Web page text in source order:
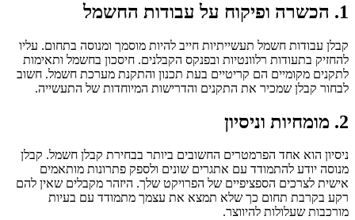
1. הכשרה ופיקוח על עבודות החשמל
קבלן עבודות חשמל תעשייתיות חייב להיות מוסמך ומנוסה בתחום. עליו
להחזיק בתעודות רלוונטיות ובפנקס הקבלנים. חיסכון בחשמל ותאימות
לתקנים מקומיים הם קריטיים בעת תכנון והתקנת מערכת חשמל. חשוב
לבחור קבלן שמכיר את התקנים והדרישות המיוחדות של התעשייה.
2. מומחיות וניסיון
ניסיון הוא אחד הפרמטרים החשובים ביותר בבחירת קבלן חשמל. קבלן
מנוסה יודע להתמודד עם אתגרים שונים ולספק פתרונות מותאמים
אישית לצרכים הספציפיים של הפרויקט שלך. היזהר מקבלים שאין להם
רקע בקרבת תחום כך שלא תמצא את עצמך מתמודד עם בעיות
מורכבות שעלולות להיווצר.